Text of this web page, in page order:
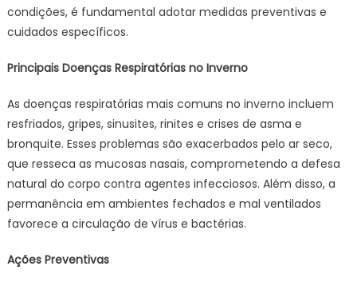
condições, é fundamental adotar medidas preventivas e
cuidados específicos.
Principais Doenças Respiratórias no Inverno
As doenças respiratórias mais comuns no inverno incluem
resfriados, gripes, sinusites, rinites e crises de asma e
bronquite. Esses problemas são exacerbados pelo ar seco,
que resseca as mucosas nasais, comprometendo a defesa
natural do corpo contra agentes infecciosos. Além disso, a
permanência em ambientes fechados e mal ventilados
favorece a circulação de vírus e bactérias.
Ações Preventivas